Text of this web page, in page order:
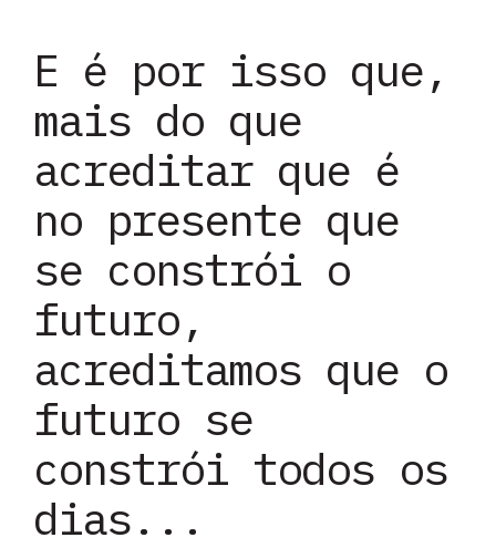
E é por isso que,
mais do que
acreditar que é
no presente que
se constrói o
futuro,
acreditamos que o
futuro se
constrói todos os
dias...